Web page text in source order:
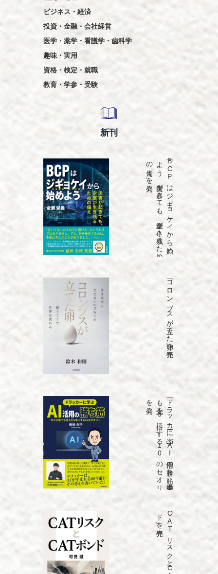
ビジネス・経済
投資・金融・会社経営
医学・薬学・看護学・歯科学
趣味・実用
資格・検定・就職
教育・学参・受験
新刊
「B
C
P
は
ジ
ギ
ョ
ケ
イ
か
ら
始め
よ
う
災害が
起き
て
も
、
企業が
生き
残る
た
め
の
備え
」を
発売
「コロンブスが立てた卵」を発売
「ド
ラ
ッ
カ
ーに
学ぶ
A
I
活用の
勝ち
筋
中小企業で
も
売上を
5
倍に
す
る
1
0
の
セ
オ
リ
ー」
を
発売
発売